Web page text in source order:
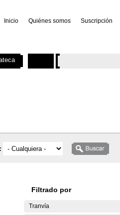
Inicio Quiénes somos Suscripción
Filtrado por
Tranvía